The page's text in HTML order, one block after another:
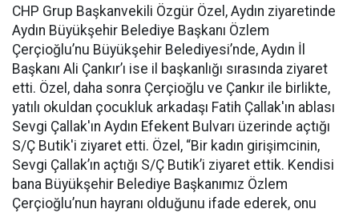
CHP Grup Başkanvekili Özgür Özel, Aydın ziyaretinde
Aydın Büyükşehir Belediye Başkanı Özlem
Çerçioğlu’nu Büyükşehir Belediyesi’nde, Aydın İl
Başkanı Ali Çankır’ı ise il başkanlığı sırasında ziyaret
etti. Özel, daha sonra Çerçioğlu ve Çankır ile birlikte,
yatılı okuldan çocukluk arkadaşı Fatih Çallak'ın ablası
Sevgi Çallak'ın Aydın Efekent Bulvarı üzerinde açtığı
S/Ç Butik'i ziyaret etti. Özel, “Bir kadın girişimcinin,
Sevgi Çallak’ın açtığı S/Ç Butik’i ziyaret ettik. Kendisi
bana Büyükşehir Belediye Başkanımız Özlem
Çerçioğlu’nun hayranı olduğunu ifade ederek, onu